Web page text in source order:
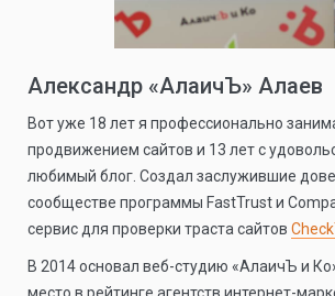
Александр «АлаичЪ» Алаев
Вот уже 18 лет я профессионально
продвижением сайтов и 13 лет с
любимый блог. Создал заслужившие
сообществе программы FastTrust и
сервис для проверки траста сайтов
В 2014 основал веб-студию «АлаичЪ и
место в рейтинге агентств интернет-